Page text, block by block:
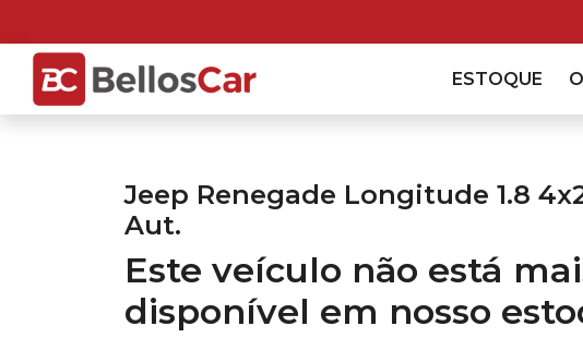
ESTOQUE
Jeep Renegade Longitude 1.8
Aut.
Este veículo não está
disponível em nosso